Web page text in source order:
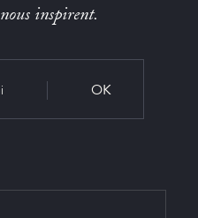
inspirent.
OK